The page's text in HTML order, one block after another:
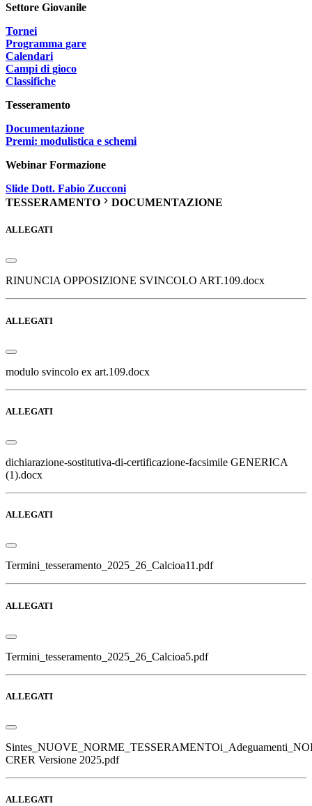
Settore Giovanile
Tornei
Programma gare
Calendari
Campi di gioco
Classifiche
Tesseramento
Documentazione
Premi: modulistica e schemi
Webinar Formazione
Slide Dott. Fabio Zucconi
TESSERAMENTO
DOCUMENTAZIONE
ALLEGATI
RINUNCIA OPPOSIZIONE SVINCOLO ART.109.docx
ALLEGATI
modulo svincolo ex art.109.docx
ALLEGATI
dichiarazione-sostitutiva-di-certificazione-facsimile GENERICA
(1).docx
ALLEGATI
Termini_tesseramento_2025_26_Calcioa11.pdf
ALLEGATI
Termini_tesseramento_2025_26_Calcioa5.pdf
ALLEGATI
CRER Versione 2025.pdf
ALLEGATI